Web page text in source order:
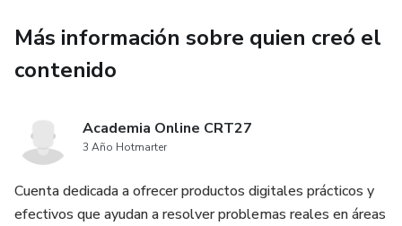
Más información sobre quien creó el
contenido
Academia Online CRT27
3 Año Hotmarter
Cuenta dedicada a ofrecer productos digitales prácticos y
efectivos que ayudan a resolver problemas reales en áreas